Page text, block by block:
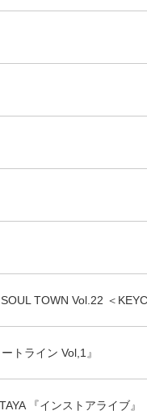
TOWN Vol.22 ＜
トライン Vol,1』
『インストアライブ』